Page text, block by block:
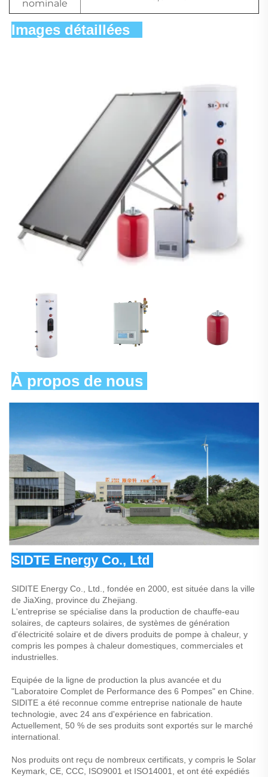
nominale
Images détaillées
À propos de nous
SIDTE Energy Co., Ltd
SIDITE Energy Co., Ltd., fondée en 2000, est située dans la ville
de JiaXing, province du Zhejiang.
L'entreprise se spécialise dans la production de chauffe-eau
solaires, de capteurs solaires, de systèmes de génération
d'électricité solaire et de divers produits de pompe à chaleur, y
compris les pompes à chaleur domestiques, commerciales et
industrielles.
Equipée de la ligne de production la plus avancée et du
"Laboratoire Complet de Performance des 6 Pompes" en Chine.
SIDITE a été reconnue comme entreprise nationale de haute
technologie, avec 24 ans d'expérience en fabrication.
Actuellement, 50 % de ses produits sont exportés sur le marché
international.
Nos produits ont reçu de nombreux certificats, y compris le Solar
Keymark, CE, CCC, ISO9001 et ISO14001, et ont été expédiés